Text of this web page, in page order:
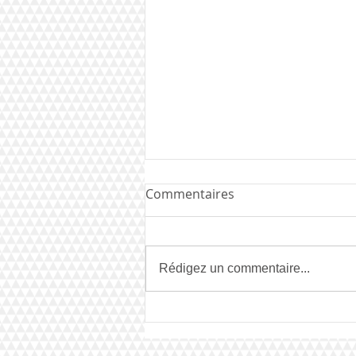
Commentaires
Rédigez un commentaire...